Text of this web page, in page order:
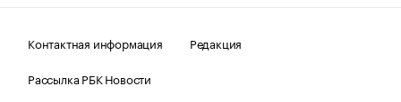
Контактная информация
Редакция
Рассылка РБК Новости